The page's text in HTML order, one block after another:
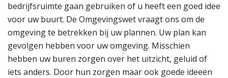
bedrijfsruimte gaan gebruiken of u heeft een goed idee
voor uw buurt. De Omgevingswet vraagt ons om de
omgeving te betrekken bij uw plannen. Uw plan kan
gevolgen hebben voor uw omgeving. Misschien
hebben uw buren zorgen over het uitzicht, geluid of
iets anders. Door hun zorgen maar ook goede ideeën